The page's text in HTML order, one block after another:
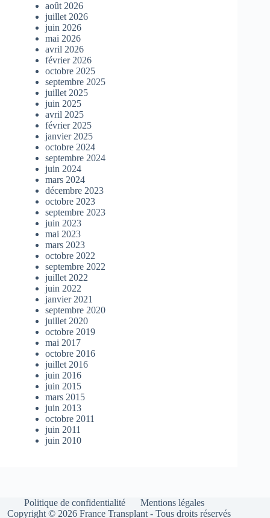
août 2026
juillet 2026
juin 2026
mai 2026
avril 2026
février 2026
octobre 2025
septembre 2025
juillet 2025
juin 2025
avril 2025
février 2025
janvier 2025
octobre 2024
septembre 2024
juin 2024
mars 2024
décembre 2023
octobre 2023
septembre 2023
juin 2023
mai 2023
mars 2023
octobre 2022
septembre 2022
juillet 2022
juin 2022
janvier 2021
septembre 2020
juillet 2020
octobre 2019
mai 2017
octobre 2016
juillet 2016
juin 2016
juin 2015
mars 2015
juin 2013
octobre 2011
juin 2011
juin 2010
Politique de confidentialité
Mentions légales
Copyright © 2026 France Transplant- Tous droits réservés